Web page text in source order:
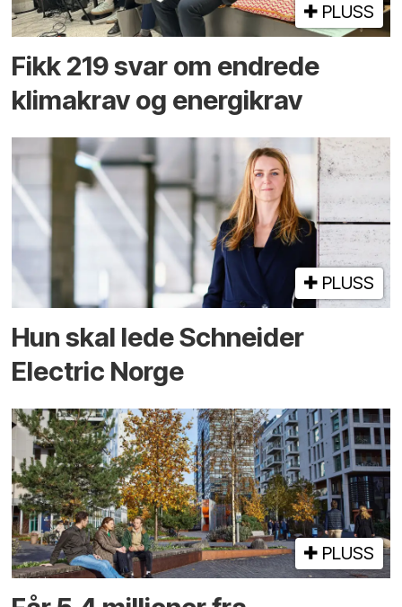
PLUSS
Fikk 219 svar om endrede
klimakrav og energikrav
PLUSS
Hun skal lede Schneider
Electric Norge
PLUSS